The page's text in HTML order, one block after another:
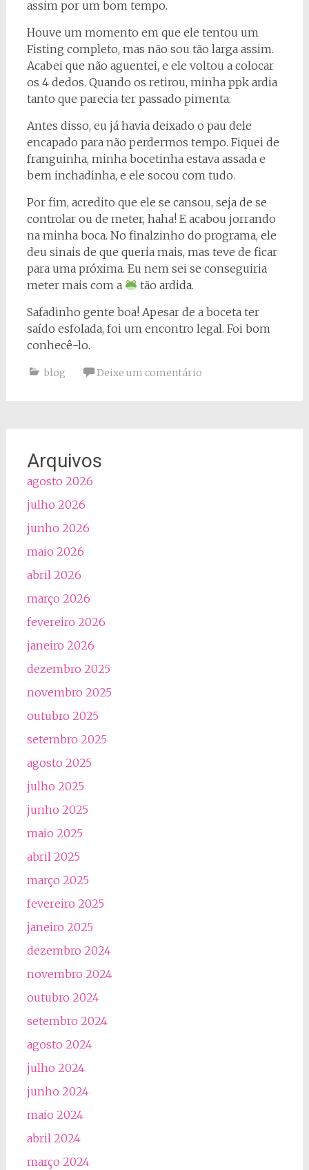
assim por um bom tempo.
Houve um momento em que ele tentou um
Fisting completo, mas não sou tão larga assim.
Acabei que não aguentei, e ele voltou a colocar
os 4 dedos. Quando os retirou, minha ppk ardia
tanto que parecia ter passado pimenta.
Antes disso, eu já havia deixado o pau dele
encapado para não perdermos tempo. Fiquei de
franguinha, minha bocetinha estava assada e
bem inchadinha, e ele socou com tudo.
Por fim, acredito que ele se cansou, seja de se
controlar ou de meter, haha! E acabou jorrando
na minha boca. No finalzinho do programa, ele
deu sinais de que queria mais, mas teve de ficar
para uma próxima. Eu nem sei se conseguiria
meter mais com a
tão ardida.
Safadinho gente boa! Apesar de a boceta ter
saído esfolada, foi um encontro legal. Foi bom
conhecê-lo.
blog Deixe um comentário
Arquivos
agosto 2026
julho 2026
junho 2026
maio 2026
abril 2026
março 2026
fevereiro 2026
janeiro 2026
dezembro 2025
novembro 2025
outubro 2025
setembro 2025
agosto 2025
julho 2025
junho 2025
maio 2025
abril 2025
março 2025
fevereiro 2025
janeiro 2025
dezembro 2024
novembro 2024
outubro 2024
setembro 2024
agosto 2024
julho 2024
junho 2024
maio 2024
abril 2024
março 2024